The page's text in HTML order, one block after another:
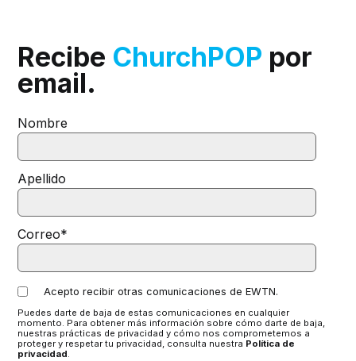
Recibe ChurchPOP por
email.
Nombre
Apellido
Correo*
Acepto recibir otras comunicaciones de EWTN.
Puedes darte de baja de estas comunicaciones en cualquier
momento. Para obtener más información sobre cómo darte de baja,
nuestras prácticas de privacidad y cómo nos comprometemos a
proteger y respetar tu privacidad, consulta nuestra Política de
privacidad.